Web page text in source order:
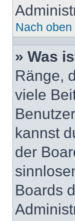
Nach oben
» Was
Ränge,
viele
kannst
der
Boards